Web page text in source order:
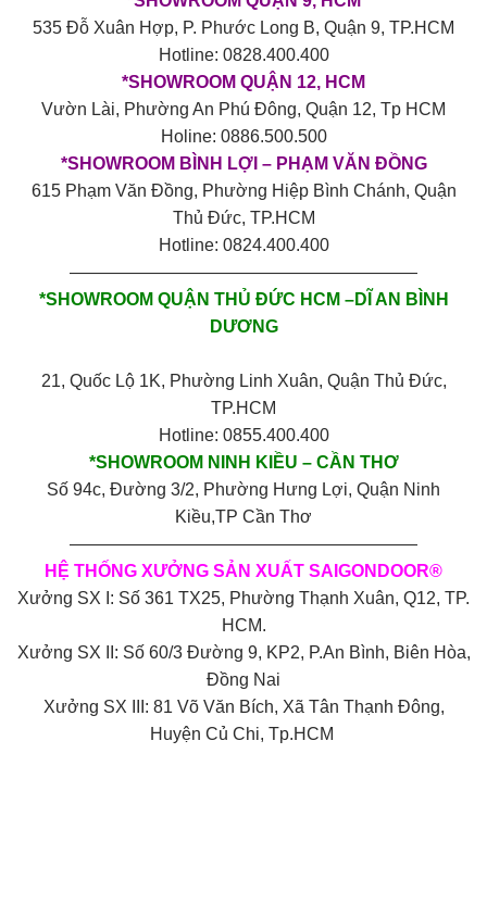
535 Đỗ Xuân Hợp, P. Phước Long B, Quận 9, TP.HCM
Hotline: 0828.400.400
*SHOWROOM QUẬN 12, HCM
Vườn Lài, Phường An Phú Đông, Quận 12, Tp HCM
Holine: 0886.500.500
*SHOWROOM BÌNH LỢI – PHẠM VĂN ĐỒNG
615 Phạm Văn Đồng, Phường Hiệp Bình Chánh, Quận
Thủ Đức, TP.HCM
Hotline: 0824.400.400
————————————————————
*SHOWROOM QUẬN THỦ ĐỨC HCM –DĨ AN BÌNH
DƯƠNG
21, Quốc Lộ 1K, Phường Linh Xuân, Quận Thủ Đức,
TP.HCM
Hotline: 0855.400.400
*SHOWROOM NINH KIỀU – CẦN THƠ
Số 94c, Đường 3/2, Phường Hưng Lợi, Quận Ninh
Kiều,TP Cần Thơ
————————————————————
HỆ THỐNG XƯỞNG SẢN XUẤT SAIGONDOOR®
Xưởng SX I: Số 361 TX25, Phường Thạnh Xuân, Q12, TP.
HCM.
Xưởng SX II: Số 60/3 Đường 9, KP2, P.An Bình, Biên Hòa,
Đồng Nai
Xưởng SX III: 81 Võ Văn Bích, Xã Tân Thạnh Đông,
Huyện Củ Chi, Tp.HCM